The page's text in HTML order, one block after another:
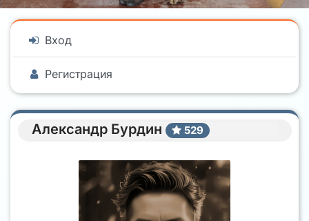
Вход
Регистрация
Александр Бурдин 529